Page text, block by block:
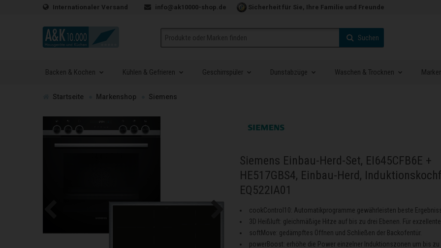
Zum Inhalt springen
Internationaler Versand info@ak10000-shop.de Sicherheit für Sie, Ihre Familie und Freunde
Suche Suchen
Backen & Kochen Kühlen & Gefrieren Geschirrspüler Dunstabzüge Waschen & Trocknen
Zur
Startseite Markenshop Siemens
Siemens Einbau-Herd-Set, EI645CFB6E +
HE517GBS4, Einbau-Herd,
EQ522IA01
cookControl10: Automatikprogramme gewährleisten beste
3D Heißluft: gleichmäßige Hitze auf bis zu drei Ebenen. Für exzellente
softMove: gedämpftes Öffnen und Schließen der Backofentür.
powerBoost: erhöhe die Power einzelner Induktionszonen um bis zu